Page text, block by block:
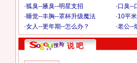
·狐臭--腋臭--明星支招 ·口臭--
·睡觉--丰胸--罩杯升级魔法 ·10平
·女人--更年期--怎么办？ ·老公--
说 吧